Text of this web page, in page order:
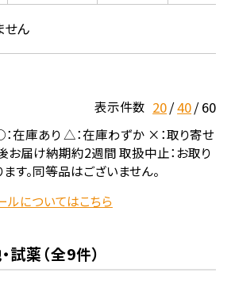
せん
表示件数 20 40 60
在庫あり △：在庫わずか ×：取り寄せ
お届け納期約2週間 取扱中止：お取り
す。同等品はございません。
ルについてはこちら
試薬（全9件）